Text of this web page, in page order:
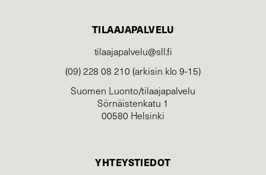
TILAAJAPALVELU
tilaajapalvelu@sll.fi
(09) 228 08 210 (arkisin klo 9-15)
Suomen Luonto/tilaajapalvelu
Sörnäistenkatu 1
00580 Helsinki
YHTEYSTIEDOT